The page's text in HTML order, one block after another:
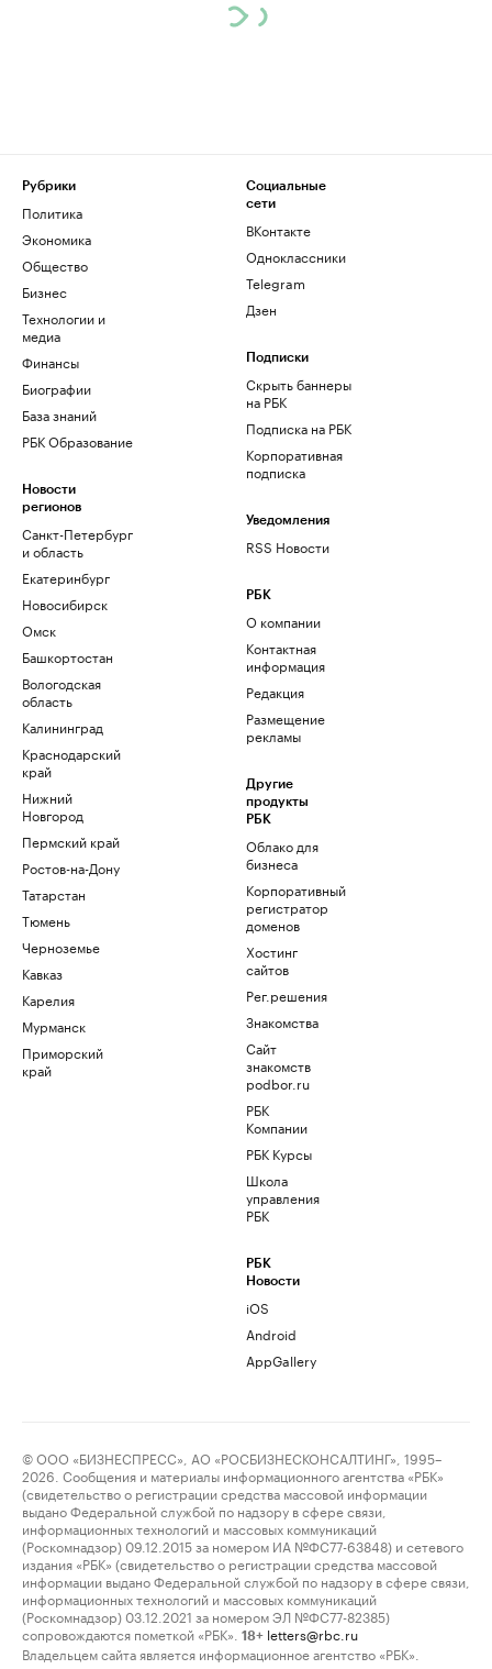
Рубрики
Политика
Экономика
Общество
Бизнес
Технологии и
медиа
Финансы
Биографии
База знаний
РБК Образование
Новости
регионов
Санкт-Петербург
и область
Екатеринбург
Новосибирск
Омск
Башкортостан
Вологодская
область
Калининград
Краснодарский
край
Нижний
Новгород
Пермский край
Ростов-на-Дону
Татарстан
Тюмень
Черноземье
Кавказ
Карелия
Мурманск
Приморский
край
Социальные
сети
ВКонтакте
Одноклассники
Telegram
Дзен
Подписки
Скрыть баннеры
на РБК
Подписка на РБК
Корпоративная
подписка
Уведомления
RSS Новости
РБК
О компании
Контактная
информация
Редакция
Размещение
рекламы
Другие
продукты
РБК
Облако для
бизнеса
Корпоративный
регистратор
доменов
Хостинг
сайтов
Рег.решения
Знакомства
Сайт
знакомств
podbor.ru
РБК
Компании
РБК Курсы
Школа
управления
РБК
РБК
Новости
iOS
Android
AppGallery
© ООО «БИЗНЕСПРЕСС», АО «РОСБИЗНЕСКОНСАЛТИНГ», 1995–
2026. Сообщения и материалы информационного агентства «РБК»
(свидетельство о регистрации средства массовой информации
выдано Федеральной службой по надзору в сфере связи,
информационных технологий и массовых коммуникаций
(Роскомнадзор) 09.12.2015 за номером ИА №ФС77-63848) и сетевого
издания «РБК» (свидетельство о регистрации средства массовой
информации выдано Федеральной службой по надзору в сфере связи,
информационных технологий и массовых коммуникаций
(Роскомнадзор) 03.12.2021 за номером ЭЛ №ФС77-82385)
сопровождаются пометкой «РБК».
18+ letters@rbc.ru
Владельцем сайта является информационное агентство «РБК».